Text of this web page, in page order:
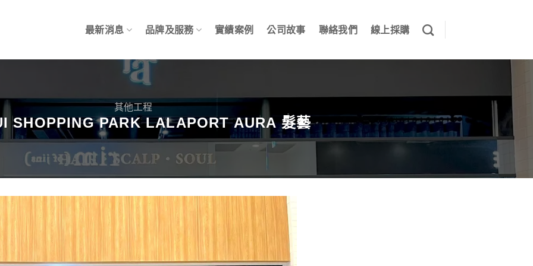
最新消息 品牌及服務 實績案例 公司故事 聯絡我們 線上採購
其他工程
SHOPPING PARK LALAPORT AURA 髮藝